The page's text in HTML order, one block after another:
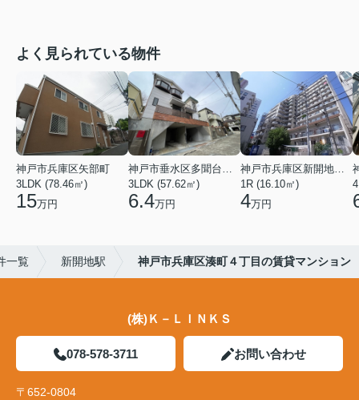
よく見られている物件
神戸市兵庫区矢部町
3LDK (78.46㎡)
15万円
神戸市垂水区多聞台２丁目
3LDK (57.62㎡)
6.4万円
神戸市兵庫区新開地１丁目
1R (16.10㎡)
4万円
一覧 新開地駅 神戸市兵庫区湊町４丁目の賃貸マンション
(株)Ｋ－ＬＩＮＫＳ
078-578-3711 お問い合わせ
〒652-0804